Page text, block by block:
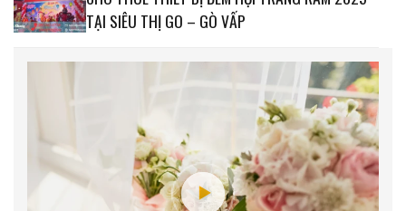
TẠI SIÊU THỊ GO – GÒ VẤP